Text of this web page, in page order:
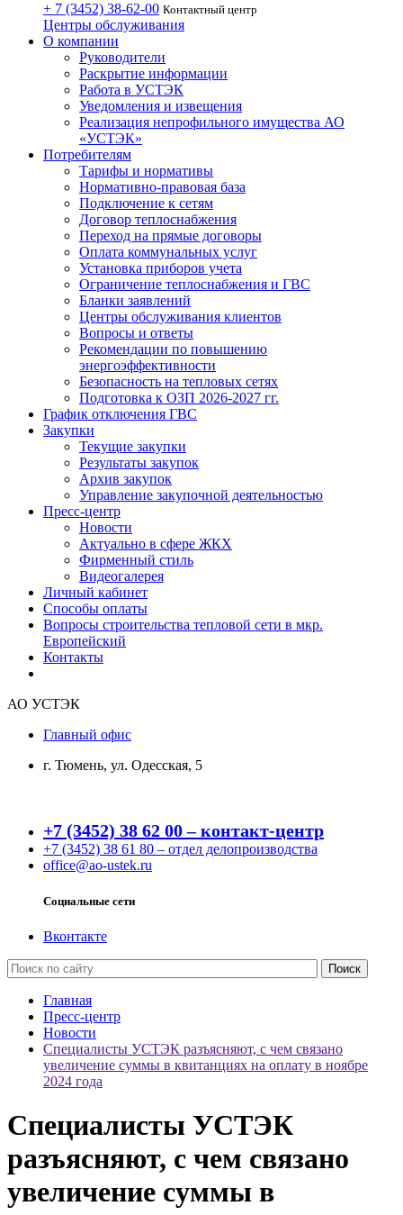
+ 7 (3452) 38-62-00 Контактный центр
Центры обслуживания
О компании
Руководители
Раскрытие информации
Работа в УСТЭК
Уведомления и извещения
Реализация непрофильного имущества АО
«УСТЭК»
Потребителям
Тарифы и нормативы
Нормативно-правовая база
Подключение к сетям
Договор теплоснабжения
Переход на прямые договоры
Оплата коммунальных услуг
Установка приборов учета
Ограничение теплоснабжения и ГВС
Бланки заявлений
Центры обслуживания клиентов
Вопросы и ответы
Рекомендации по повышению
энергоэффективности
Безопасность на тепловых сетях
Подготовка к ОЗП 2026-2027 гг.
График отключения ГВС
Закупки
Текущие закупки
Результаты закупок
Архив закупок
Управление закупочной деятельностью
Пресс-центр
Новости
Актуально в сфере ЖКХ
Фирменный стиль
Видеогалерея
Личный кабинет
Способы оплаты
Вопросы строительства тепловой сети в мкр.
Европейский
Контакты
АО УСТЭК
Главный офис
г. Тюмень, ул. Одесская, 5
+7 (3452) 38 62 00 – контакт-центр
+7 (3452) 38 61 80 – отдел делопроизводства
office@ao-ustek.ru
Социальные сети
Вконтакте
Главная
Пресс-центр
Новости
Специалисты УСТЭК разъясняют, с чем связано
увеличение суммы в квитанциях на оплату в ноябре
2024 года
Специалисты УСТЭК
разъясняют, с чем связано
увеличение суммы в